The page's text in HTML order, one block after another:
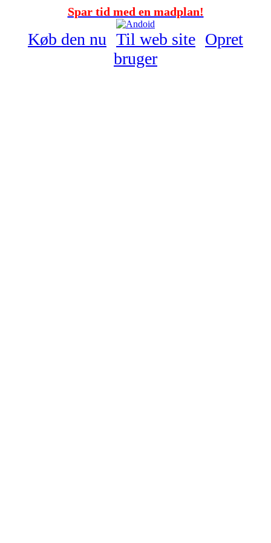
Spar tid med en madplan!
Køb den nu Til web site Opret
bruger